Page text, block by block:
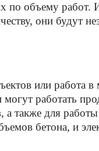
по объему
они будут
или работа
работать
а также для
бетона, и